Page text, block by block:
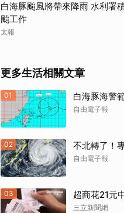
白海豚颱風將帶來降雨 水利署
颱工作
太報
更多生活相關文章
01 白海豚海警
自由電子報
02 不北轉了！
自由電子報
03 超商花21元
三立新聞網